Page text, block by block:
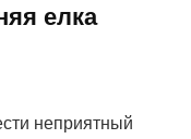
елка
неприятный